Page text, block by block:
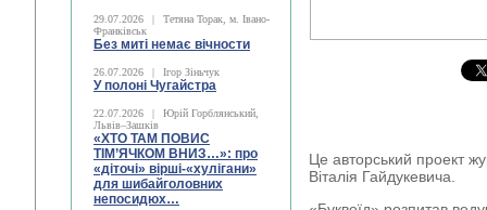
29.07.2026 |
Тетяна Торак, м. Івано-
Франківськ
Без миті немає вічности
26.07.2026 | Ігор Зіньчук
У полоні Чугайстра
22.07.2026 |
Юрій Горблянський,
Львів–Зашків
«ХТО ТАМ ПОВИС
ТІМ’ЯЧКОМ ВНИЗ…»: про
«діточі» вірші-«хулігани»
для шибайголовних
непосидюх…
Це авторський проект
Віталія Гайдукевича.